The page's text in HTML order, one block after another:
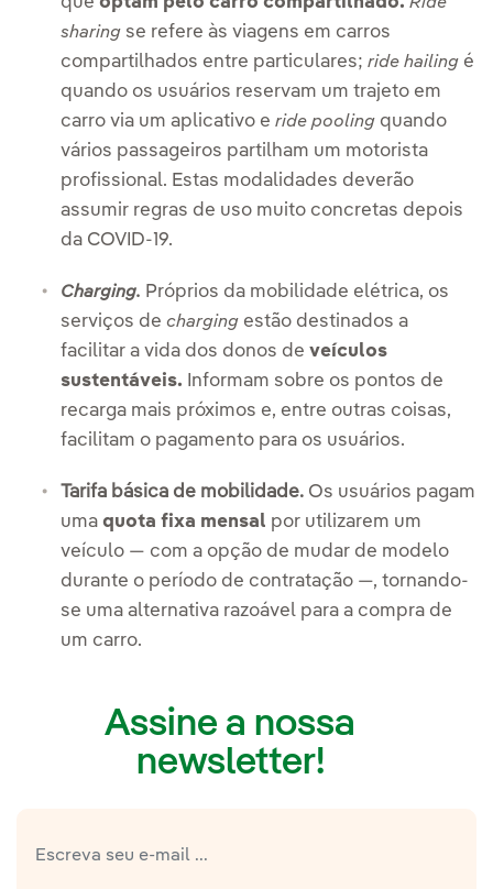
sharing se refere às viagens em carros
compartilhados entre particulares; ride hailing é
quando os usuários reservam um trajeto em
carro via um aplicativo e ride pooling quando
vários passageiros partilham um motorista
profissional. Estas modalidades deverão
assumir regras de uso muito concretas depois
da COVID-19.
Charging. Próprios da mobilidade elétrica, os
serviços de charging estão destinados a
facilitar a vida dos donos de veículos
sustentáveis. Informam sobre os pontos de
recarga mais próximos e, entre outras coisas,
facilitam o pagamento para os usuários.
Tarifa básica de mobilidade. Os usuários pagam
uma quota fixa mensal por utilizarem um
veículo — com a opção de mudar de modelo
durante o período de contratação —, tornando-
se uma alternativa razoável para a compra de
um carro.
Assine a nossa
newsletter!